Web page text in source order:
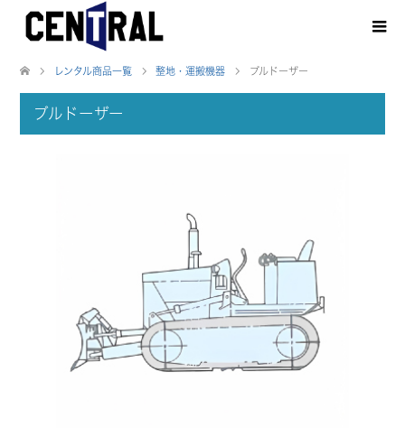
レンタル商品一覧 整地・運搬機器 ブルドーザー
ブルドーザー